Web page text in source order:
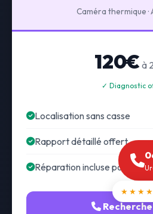
Caméra thermique ·
120€ à
✓ Diagnostic
Localisation sans casse
Rapport détaillé offert
Réparation incluse possible